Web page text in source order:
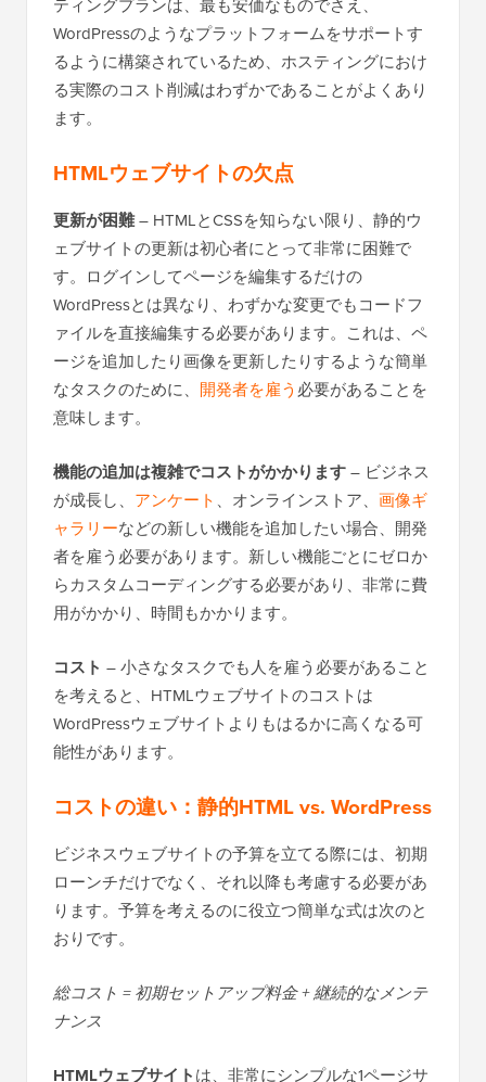
ティングプランは、最も安価なものでさえ、
WordPressのようなプラットフォームをサポートす
るように構築されているため、ホスティングにおけ
る実際のコスト削減はわずかであることがよくあり
ます。
HTMLウェブサイトの欠点
更新が困難– HTMLとCSSを知らない限り、静的ウ
ェブサイトの更新は初心者にとって非常に困難で
す。ログインしてページを編集するだけの
WordPressとは異なり、わずかな変更でもコードフ
ァイルを直接編集する必要があります。これは、ペ
ージを追加したり画像を更新したりするような簡単
なタスクのために、 開発者を雇う必要があることを
意味します。
機能の追加は複雑でコストがかかります– ビジネス
が成長し、 アンケート 、オンラインストア、 画像ギ
ャラリーなどの新しい機能を追加したい場合、開発
者を雇う必要があります。新しい機能ごとにゼロか
らカスタムコーディングする必要があり、非常に費
用がかかり、時間もかかります。
コスト – 小さなタスクでも人を雇う必要があること
を考えると、HTMLウェブサイトのコストは
WordPressウェブサイトよりもはるかに高くなる可
能性があります。
コストの違い：静的HTML vs. WordPress
ビジネスウェブサイトの予算を立てる際には、初期
ローンチだけでなく、それ以降も考慮する必要があ
ります。予算を考えるのに役立つ簡単な式は次のと
おりです。
総コスト = 初期セットアップ料金 + 継続的なメンテ
ナンス
HTMLウェブサイトは、非常にシンプルな1ページサ